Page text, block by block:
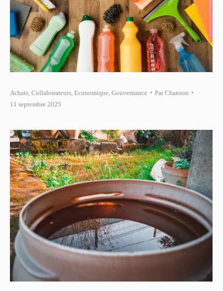
Achats Collaborateurs Economique Gouvernance ParChanson
11 septembre 2025